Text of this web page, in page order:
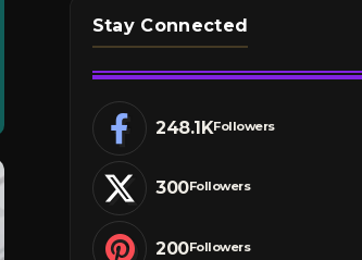
Stay Connected
248.1KFollowers
300Followers
200Followers